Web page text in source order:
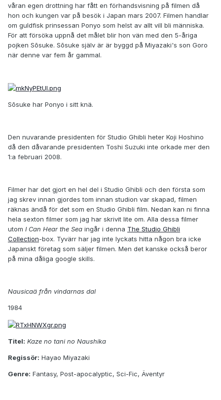
våran egen drottning har fått en förhandsvisning på filmen då
hon och kungen var på besök i Japan mars 2007. Filmen handlar
om guldfisk prinsessan Ponyo som helst av allt vill bli människa.
För att försöka uppnå det målet blir hon vän med den 5-åriga
pojken Sōsuke. Sōsuke själv är är byggd på Miyazaki's son Goro
när denne var fem år gammal.
Sōsuke har Ponyo i sitt knä.
Den nuvarande presidenten för Studio Ghibli heter Koji Hoshino
då den dåvarande presidenten Toshi Suzuki inte orkade mer den
1:a februari 2008.
Filmer har det gjort en hel del i Studio Ghibli och den första som
jag skrev innan gjordes tom innan studion var skapad, filmen
räknas ändå för det som en Studio Ghibli film. Nedan kan ni finna
hela sexton filmer som jag har skrivit lite om. Alla dessa filmer
utom I Can Hear the Sea ingår i denna The Studio Ghibli
Collection-box. Tyvärr har jag inte lyckats hitta någon bra icke
Japanskt företag som säljer filmen. Men det kanske också beror
på mina dåliga google skills.
Nausicaä från vindarnas dal
1984
Titel: Kaze no tani no Naushika
Regissör: Hayao Miyazaki
Genre: Fantasy, Post-apocalyptic, Sci-Fic, Äventyr